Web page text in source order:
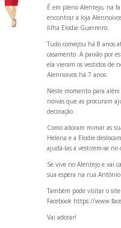
É em pleno Alentejo, na
encontrar a loja
filha Elodie Guerreiro.
Tudo começou há 8 anos
casamento. A paixão por
ela vieram os vestidos de
Alennoivos há 7 anos.
Neste momento para
noivas que as procuram
decoração.
Como adoram mimar as
Helena e a Elodie
ajudá-las a vestirem-se no
Se vive no Alentejo e vai
sua espera na rua
Também pode visitar o site
Facebook https://
Vai adorar!